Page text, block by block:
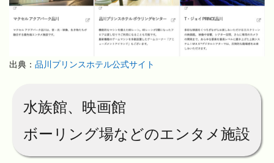
出典： 品川プリンスホテル公式サイト
水族館、映画館
ボーリング場などのエンタメ施設